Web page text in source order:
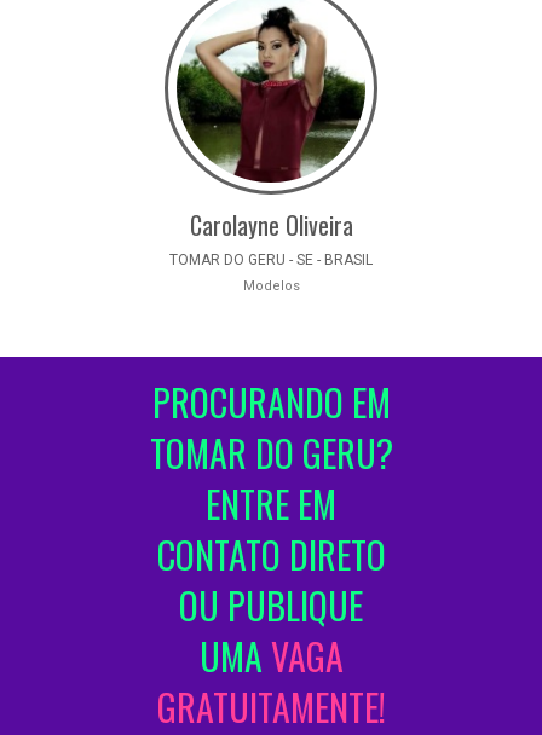
Carolayne Oliveira
TOMAR DO GERU - SE - BRASIL
Modelos
PROCURANDO EM
TOMAR DO GERU?
ENTRE EM
CONTATO DIRETO
OU PUBLIQUE
UMAVAGA
GRATUITAMENTE!